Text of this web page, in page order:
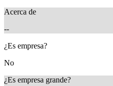
Acerca de
--
¿Es empresa?
No
¿Es empresa grande?